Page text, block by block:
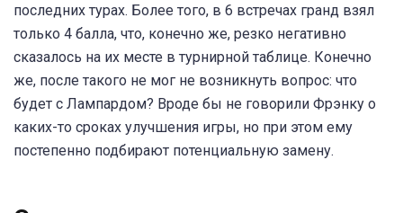
последних турах. Более того, в 6 встречах гранд взял
только 4 балла, что, конечно же, резко негативно
сказалось на их месте в турнирной таблице. Конечно
же, после такого не мог не возникнуть вопрос: что
будет с Лампардом? Вроде бы не говорили Фрэнку о
каких-то сроках улучшения игры, но при этом ему
постепенно подбирают потенциальную замену.